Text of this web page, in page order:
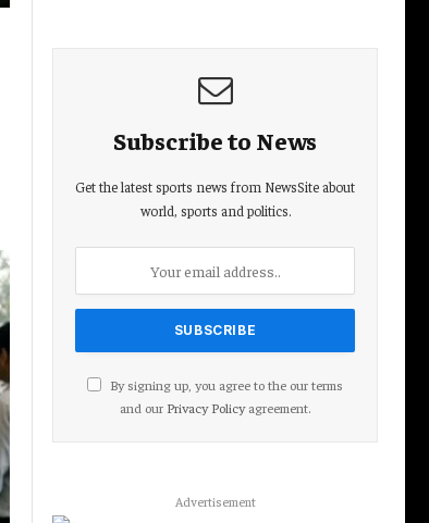
Subscribe to News
Get the latest sports news from NewsSite about
world, sports and politics.
By signing up, you agree to the our terms
and our Privacy Policyagreement.
Advertisement